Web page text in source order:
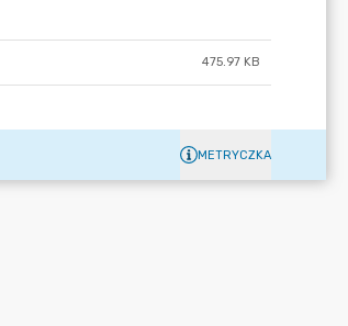
475.97 KB
METRYCZKA